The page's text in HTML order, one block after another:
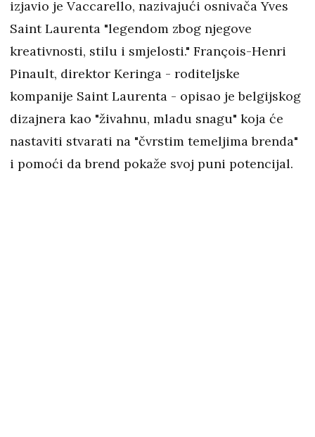
izjavio je Vaccarello, nazivajući osnivača Yves
Saint Laurenta "legendom zbog njegove
kreativnosti, stilu i smjelosti." François-Henri
Pinault, direktor Keringa - roditeljske
kompanije Saint Laurenta - opisao je belgijskog
dizajnera kao "živahnu, mladu snagu" koja će
nastaviti stvarati na "čvrstim temeljima brenda"
i pomoći da brend pokaže svoj puni potencijal.